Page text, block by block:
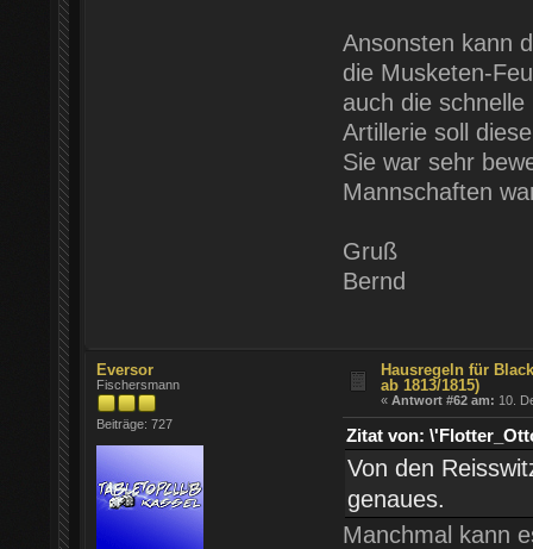
Ansonsten kann
die Musketen-
auch die
Artillerie soll
Sie war sehr
Mannschaften
Gruß
Bernd
Eversor
Fischersmann
Beiträge: 727
Hausregeln für
ab 1813/1815)
«Antwort #62 am: 10.
Zitat von:
Von den
genaues.
Manchmal kann